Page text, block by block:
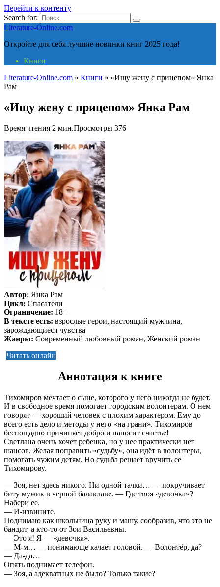
Перейти к контенту
Search for:
Literature-Online.com
Откройте для себя лучшие новинки книг 2025 года!
Книги
Literature-Online.com » Книги » «Ищу жену с прицепом» Янка
Рам
«Ищу жену с прицепом» Янка Рам
Время чтения 2 мин.Просмотры 376
Автор: Янка Рам
Цикл: Спасатели
Ограничение: 18+
В тексте есть: взрослые герои, настоящий мужчина,
зарождающиеся чувства
Жанры: Современный любовный роман, Женский роман
Читать онлайн
Аннотация к книге
Тихомиров мечтает о сыне, которого у него никогда не будет.
И в свободное время помогает городским волонтерам. О нем
говорят — хороший человек с плохим характером. Ему до
всего есть дело и методы у него «на грани». Тихомиров
беспощадно причиняет добро и наносит счастье!
Светлана очень хочет ребенка, но у нее практически нет
шансов. Желая поправить «судьбу», она идёт в волонтеры,
помогать чужим детям. Но судьба решает вручить ее
Тихомирову.
— Зоя, нет здесь никого. Ни одной тачки… — покручивает
биту мужик в черной балаклаве. — Где твоя «девочка»?
Набери ее.
— И-извините.
Поднимаю как школьница руку и машу, сообразив, что это не
бандит, а кто-то от Зои Васильевны.
— Это я! Я — «девочка».
— М-м… — понимающе качает головой. — Волонтёр, да?
— Да-да…
Опять поднимает телефон.
— Зоя, а адекватных не было? Только такие?